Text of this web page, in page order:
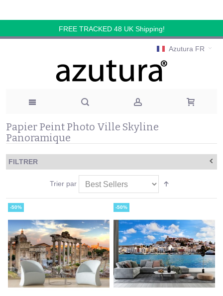
FREE TRACKED 48 UK Shipping!
Azutura FR
Papier Peint Photo Ville Skyline
Panoramique
FILTRER
Trier par
-50% -50%